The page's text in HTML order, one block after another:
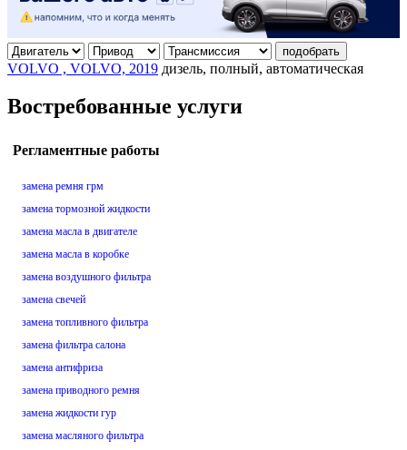
подобрать
VOLVO , VOLVO, 2019 дизель, полный, автоматическая
Востребованные услуги
Регламентные работы
замена ремня грм
замена тормозной жидкости
замена масла в двигателе
замена масла в коробке
замена воздушного фильтра
замена свечей
замена топливного фильтра
замена фильтра салона
замена антифриза
замена приводного ремня
замена жидкости гур
замена масляного фильтра